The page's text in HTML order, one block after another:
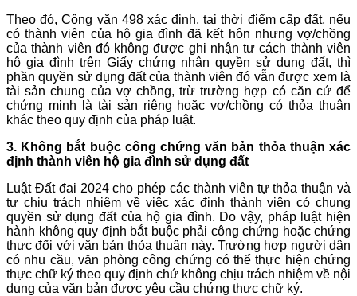
Theo đó, Công văn 498 xác định, tại thời điểm cấp đất, nếu
có thành viên của hộ gia đình đã kết hôn nhưng vợ/chồng
của thành viên đó không được ghi nhận tư cách thành viên
hộ gia đình trên Giấy chứng nhận quyền sử dụng đất, thì
phần quyền sử dụng đất của thành viên đó vẫn được xem là
tài sản chung của vợ chồng, trừ trường hợp có căn cứ để
chứng minh là tài sản riêng hoặc vợ/chồng có thỏa thuận
khác theo quy định của pháp luật.
3. Không bắt buộc công chứngvăn bản thỏa thuận xác
định thành viên hộ gia đình sử dụng đất
Luật Đất đai 2024 cho phép các thành viên tự thỏa thuận và
tự chịu trách nhiệm về việc xác định thành viên có chung
quyền sử dụng đất của hộ gia đình. Do vậy, pháp luật hiện
hành không quy định bắt buộc phải công chứng hoặc chứng
thực đối với văn bản thỏa thuận này. Trường hợp người dân
có nhu cầu, văn phòng công chứng có thể thực hiện chứng
thực chữ ký theo quy định chứ không chịu trách nhiệm về nội
dung của văn bản được yêu cầu chứng thực chữ ký.